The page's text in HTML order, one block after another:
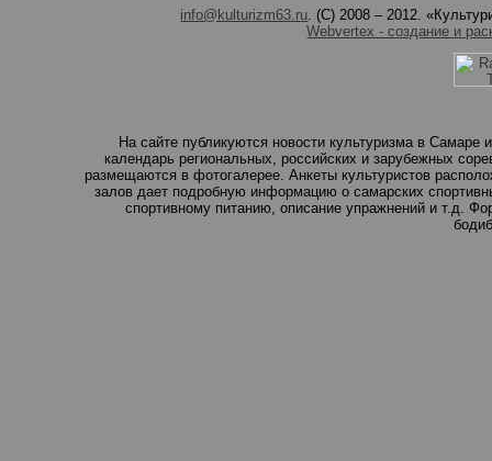
info@kulturizm63.ru. (C) 2008 – 2012.
Webvertex - создание и
На сайте публикуются новости культуризма в
календарь региональных, российских и зарубежных
размещаются в фотогалерее. Анкеты культуристов
залов дает подробную информацию о самарских
спортивному питанию, описание упражнений и т.д.